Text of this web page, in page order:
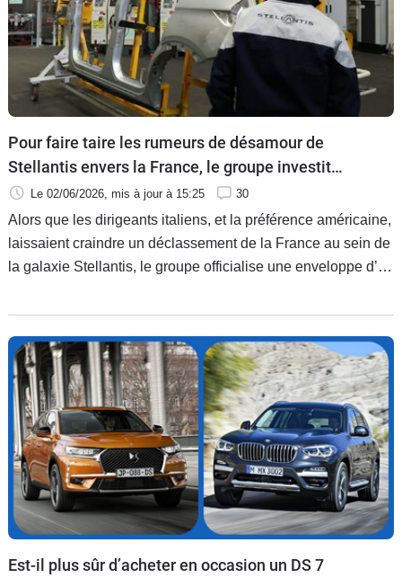
Forum
Moto
Marques
Pour faire taire les rumeurs de désamour de
Stellantis envers la France, le groupe investit
1 milliard dans l’hexagone
Le 02/06/2026, mis à jour à 15:25 30
Alors que les dirigeants italiens, et la préférence américaine,
laissaient craindre un déclassement de la France au sein de
la galaxie Stellantis, le groupe officialise une enveloppe d’un
l’Élysée, ce plan de relance sécurise l’avenir des 4 500
salariés alsaciens avec l’attribution de trois futurs modèles
Peugeot du segment C.
Est-il plus sûr d’acheter en occasion un DS 7